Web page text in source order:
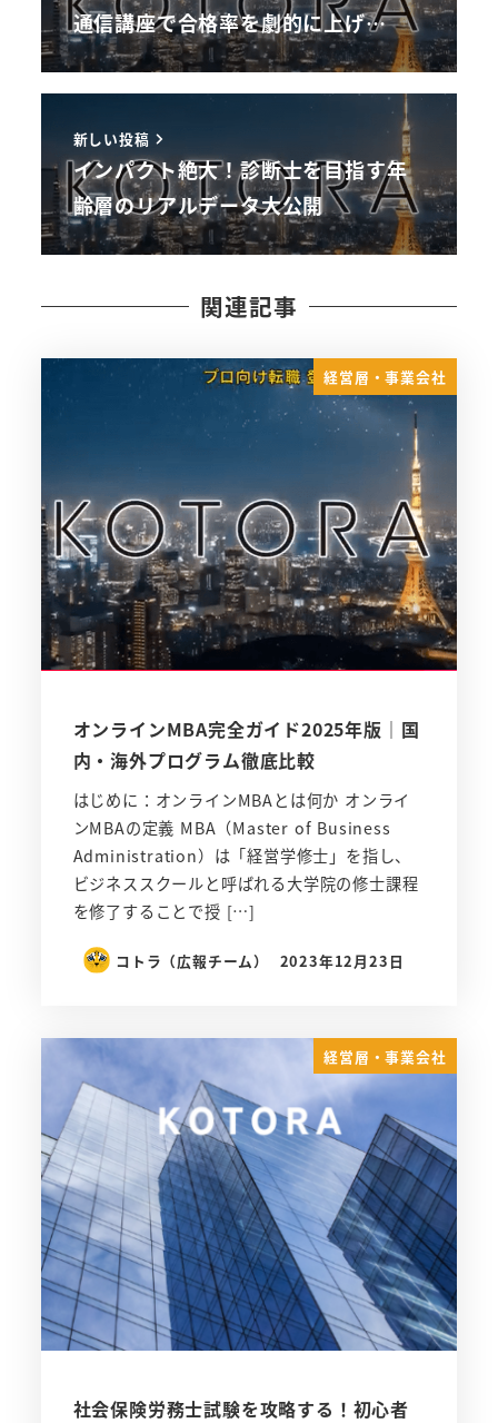
通信講座で合格率を劇的に上げ…
新しい投稿
インパクト絶大！診断士を目指す年
齢層のリアルデータ大公開
関連記事
経営層・事業会社
オンラインMBA完全ガイド2025年版｜国
内・海外プログラム徹底比較
はじめに：オンラインMBAとは何か オンライ
ンMBAの定義 MBA（Master of Business
Administration）は「経営学修士」を指し、
ビジネススクールと呼ばれる大学院の修士課程
を修了することで授 […]
コトラ（広報チーム） 2023年12月23日
経営層・事業会社
社会保険労務士試験を攻略する！初心者